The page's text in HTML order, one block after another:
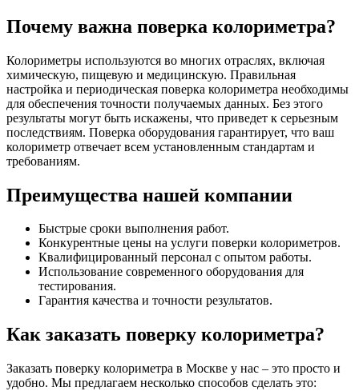
Почему важна поверка колориметра?
Колориметры используются во многих отраслях, включая
химическую, пищевую и медицинскую. Правильная
настройка и периодическая поверка колориметра необходимы
для обеспечения точности получаемых данных. Без этого
результаты могут быть искажены, что приведет к серьезным
последствиям. Поверка оборудования гарантирует, что ваш
колориметр отвечает всем установленным стандартам и
требованиям.
Преимущества нашей компании
Быстрые сроки выполнения работ.
Конкурентные цены на услуги поверки колориметров.
Квалифицированный персонал с опытом работы.
Использование современного оборудования для
тестирования.
Гарантия качества и точности результатов.
Как заказать поверку колориметра?
Заказать поверку колориметра в Москве у нас – это просто и
удобно. Мы предлагаем несколько способов сделать это: